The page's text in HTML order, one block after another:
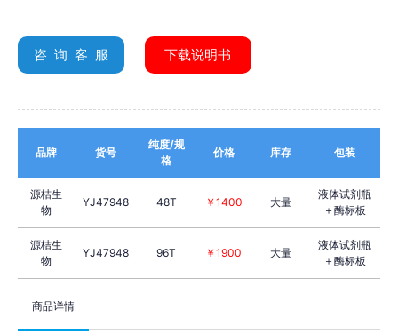
咨 询 客 服 下载说明书
品牌 货号
纯度/规
格
价格 库存 包装
源桔生
物
YJ47948 48T ￥1400 大量
液体试剂瓶
＋酶标板
源桔生
物
YJ47948 96T ￥1900 大量
液体试剂瓶
＋酶标板
商品详情